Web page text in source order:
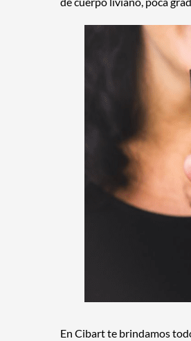
En Cibart te brindamos